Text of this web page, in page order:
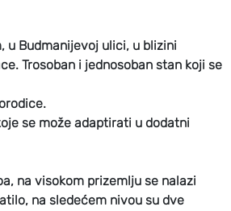
u Budmanijevoj ulici, u blizini
Trosoban i jednosoban stan koji se
se može adaptirati u dodatni
na visokom prizemlju se nalazi
na sledećem nivou su dve